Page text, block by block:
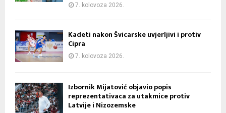
7. kolovoza 2026.
Kadeti nakon Švicarske uvjerljivi i protiv
Cipra
7. kolovoza 2026.
Izbornik Mijatović objavio popis
reprezentativaca za utakmice protiv
Latvije i Nizozemske